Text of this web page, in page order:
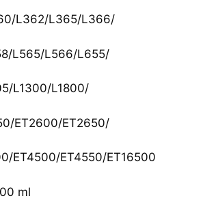
L362/L365/L366/
L565/L566/L655/
L1300/L1800/
ET2600/ET2650/
ET4500/ET4550/ET16500
ml